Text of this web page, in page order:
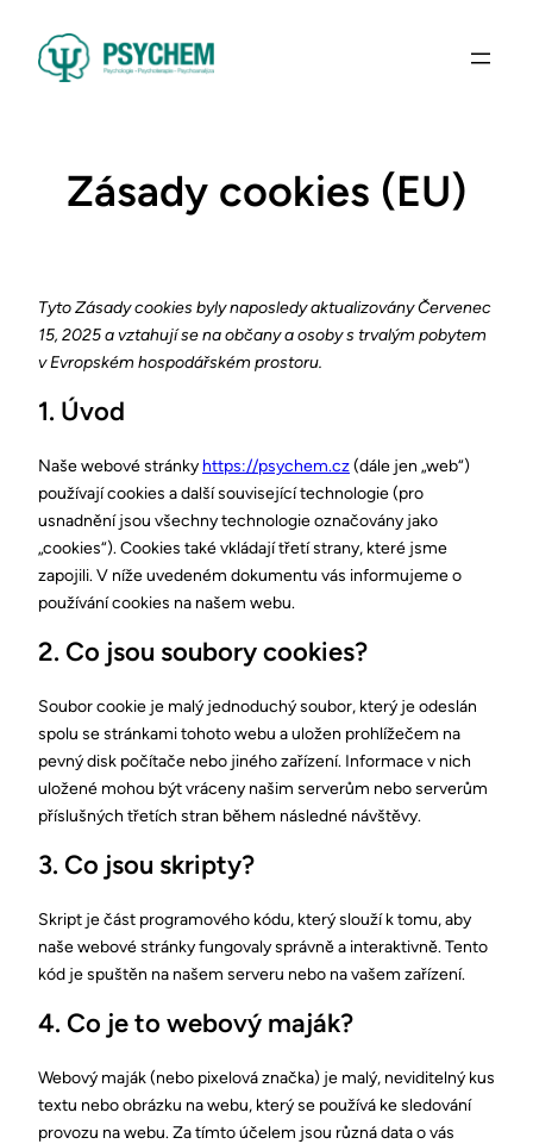
Zásady cookies (EU)
Tyto Zásady cookies byly naposledy aktualizovány Červenec
15, 2025 a vztahují se na občany a osoby s trvalým pobytem
v Evropském hospodářském prostoru.
1. Úvod
Naše webové stránky https://psychem.cz(dále jen „web“)
používají cookies a další související technologie (pro
usnadnění jsou všechny technologie označovány jako
„cookies“). Cookies také vkládají třetí strany, které jsme
zapojili. V níže uvedeném dokumentu vás informujeme o
používání cookies na našem webu.
2. Co jsou soubory cookies?
Soubor cookie je malý jednoduchý soubor, který je odeslán
spolu se stránkami tohoto webu a uložen prohlížečem na
pevný disk počítače nebo jiného zařízení. Informace v nich
uložené mohou být vráceny našim serverům nebo serverům
příslušných třetích stran během následné návštěvy.
3. Co jsou skripty?
Skript je část programového kódu, který slouží k tomu, aby
naše webové stránky fungovaly správně a interaktivně. Tento
kód je spuštěn na našem serveru nebo na vašem zařízení.
4. Co je to webový maják?
Webový maják (nebo pixelová značka) je malý, neviditelný kus
textu nebo obrázku na webu, který se používá ke sledování
provozu na webu. Za tímto účelem jsou různá data o vás